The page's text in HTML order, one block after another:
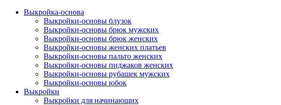
Выкройка-основа
Выкройки-основы блузок
Выкройки-основы брюк мужских
Выкройки-основы брюк женских
Выкройки-основы женских платьев
Выкройки-основы пальто женских
Выкройки-основы пиджаков женских
Выкройки-основы рубашек мужских
Выкройки-основы юбок
Выкройки
Выкройки для начинающих